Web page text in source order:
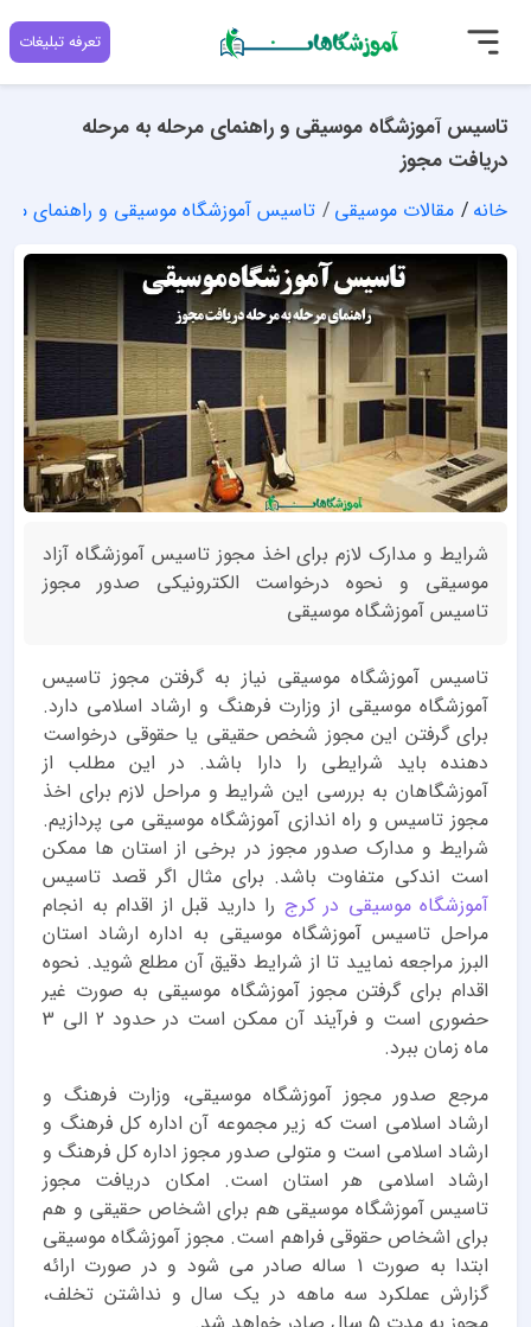
تعرفه تبلیغات
تاسیس آموزشگاه موسیقی و راهنمای مرحله به مرحله
دریافت مجوز
خانه مقالات موسیقی تاسیس آموزشگاه موسیقی و راهنمای
شرایط و مدارک لازم برای اخذ مجوز تاسیس آموزشگاه آزاد
موسیقی و نحوه درخواست الکترونیکی صدور مجوز
تاسیس آموزشگاه موسیقی
تاسیس آموزشگاه موسیقی نیاز به گرفتن مجوز تاسیس
آموزشگاه موسیقی از وزارت فرهنگ و ارشاد اسلامی دارد.
برای گرفتن این مجوز شخص حقیقی یا حقوقی درخواست
دهنده باید شرایطی را دارا باشد. در این مطلب از
آموزشگاهان به بررسی این شرایط و مراحل لازم برای اخذ
مجوز تاسیس و راه اندازی آموزشگاه موسیقی می پردازیم.
شرایط و مدارک صدور مجوز در برخی از استان ها ممکن
است اندکی متفاوت باشد. برای مثال اگر قصد تاسیس
آموزشگاه موسیقی در کرج را دارید قبل از اقدام به انجام
مراحل تاسیس آموزشگاه موسیقی به اداره ارشاد استان
البرز مراجعه نمایید تا از شرایط دقیق آن مطلع شوید. نحوه
اقدام برای گرفتن مجوز آموزشگاه موسیقی به صورت غیر
حضوری است و فرآیند آن ممکن است در حدود 2 الی 3
ماه زمان ببرد.
مرجع صدور مجوز آموزشگاه موسیقی، وزارت فرهنگ و
ارشاد اسلامی است که زیر مجموعه آن اداره کل فرهنگ و
ارشاد اسلامی است و متولی صدور مجوز اداره كل فرهنگ و
ارشاد اسلامی هر استان است. امکان دریافت مجوز
تاسیس آموزشگاه موسیقی هم برای اشخاص حقیقی و هم
برای اشخاص حقوقی فراهم است. مجوز آموزشگاه موسیقی
ابتدا به صورت 1 ساله صادر می شود و در صورت ارائه
گزارش عملکرد سه ماهه در یک سال و نداشتن تخلف،